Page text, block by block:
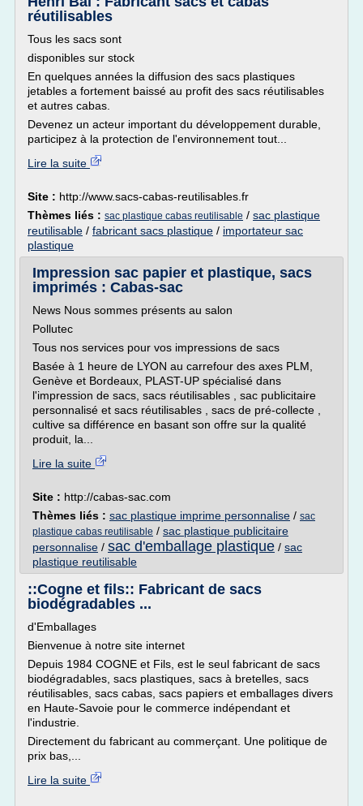
réutilisables
Tous les sacs sont
disponibles sur stock
En quelques années la diffusion des sacs plastiques
jetables a fortement baissé au profit des sacs réutilisables
et autres cabas.
Devenez un acteur important du développement durable,
participez à la protection de l'environnement tout...
Lire la suite
Site : http://www.sacs-cabas-reutilisables.fr
Thèmes liés : sac plastique cabas reutilisable / sac plastique
reutilisable / fabricant sacs plastique / importateur sac
plastique
Impression sac papier et plastique, sacs
imprimés : Cabas-sac
News Nous sommes présents au salon
Pollutec
Tous nos services pour vos impressions de sacs
Basée à 1 heure de LYON au carrefour des axes PLM,
Genève et Bordeaux, PLAST-UP spécialisé dans
l'impression de sacs, sacs réutilisables , sac publicitaire
personnalisé et sacs réutilisables , sacs de pré-collecte ,
cultive sa différence en basant son offre sur la qualité
produit, la...
Lire la suite
Site : http://cabas-sac.com
Thèmes liés : sac plastique imprime personnalise / sac
plastique cabas reutilisable / sac plastique publicitaire
personnalise / sac d'emballage plastique / sac
plastique reutilisable
::Cogne et fils:: Fabricant de sacs
biodégradables ...
d'Emballages
Bienvenue à notre site internet
Depuis 1984 COGNE et Fils, est le seul fabricant de sacs
biodégradables, sacs plastiques, sacs à bretelles, sacs
réutilisables, sacs cabas, sacs papiers et emballages divers
en Haute-Savoie pour le commerce indépendant et
l'industrie.
Directement du fabricant au commerçant. Une politique de
prix bas,...
Lire la suite